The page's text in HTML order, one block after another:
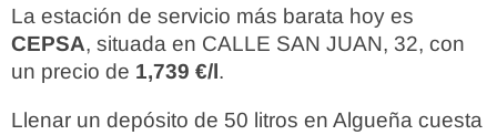
La estación de servicio más barata hoy es
CEPSA, situada en CALLE SAN JUAN, 32, con
un precio de 1,739 €/l.
Llenar un depósito de 50 litros en Algueña cuesta